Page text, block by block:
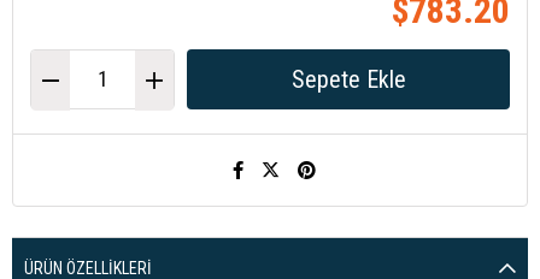
$783.20
ÜRÜN ÖZELLIKLERI